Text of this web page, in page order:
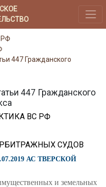
РФ
447 Гражданского
447 Гражданского
ВС РФ
СУДОВ
АС ТВЕРСКОЙ
и земельных